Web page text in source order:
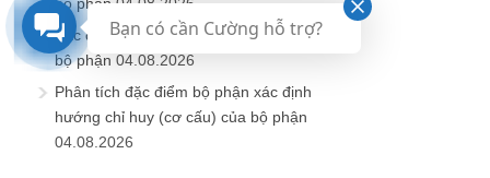
Xác định mục đích sinh ra (vai trò) của
bộ phận 04.08.2026
Phân tích đặc điểm bộ phận xác định
hướng chỉ huy (cơ cấu) của bộ phận
04.08.2026
Bạn có cần Cường hỗ trợ?